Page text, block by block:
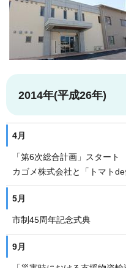
2014年(平成26年)
4月
「第6次総合計画」スタート
カゴメ株式会社と「トマト
5月
市制45周年記念式典
9月